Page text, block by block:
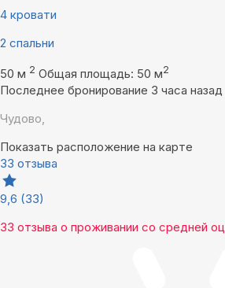
4 кровати
2 спальни
50 м 2 Общая площадь: 50 м2
Последнее бронирование 3 часа назад
Чудово,
Показать расположение на карте
33 отзыва
9,6 (33)
33 отзыва о проживании со средней